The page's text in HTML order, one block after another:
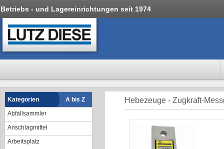
Betriebs - und Lagereinrichtungen seit 1974
Kategorien
A bis Z
Abfallsammler
Anschlagmittel
Arbeitsplatz
Hebezeuge - Zugkraft-